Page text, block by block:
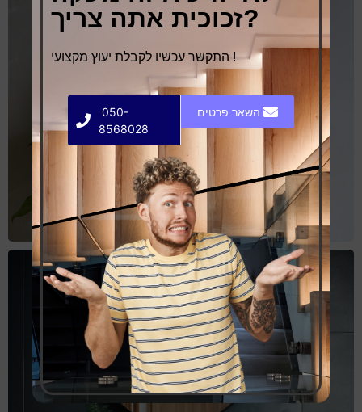
זכוכית אתה צריך?
התקשר עכשיו לקבלת יעוץ מקצועי !
050-
8568028